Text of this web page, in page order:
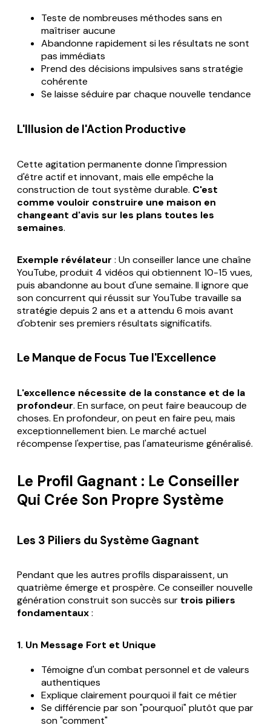
Teste de nombreuses méthodes sans en
maîtriser aucune
Abandonne rapidement si les résultats ne sont
pas immédiats
Prend des décisions impulsives sans stratégie
cohérente
Se laisse séduire par chaque nouvelle tendance
L'Illusion de l'Action Productive
Cette agitation permanente donne l'impression
d'être actif et innovant, mais elle empêche la
construction de tout système durable. C'est
comme vouloir construire une maison en
changeant d'avis sur les plans toutes les
semaines.
Exemple révélateur : Un conseiller lance une chaîne
YouTube, produit 4 vidéos qui obtiennent 10-15 vues,
puis abandonne au bout d'une semaine. Il ignore que
son concurrent qui réussit sur YouTube travaille sa
stratégie depuis 2 ans et a attendu 6 mois avant
d'obtenir ses premiers résultats significatifs.
Le Manque de Focus Tue l'Excellence
L'excellence nécessite de la constance et de la
profondeur. En surface, on peut faire beaucoup de
choses. En profondeur, on peut en faire peu, mais
exceptionnellement bien. Le marché actuel
récompense l'expertise, pas l'amateurisme généralisé.
Le Profil Gagnant : Le Conseiller
Qui Crée Son Propre Système
Les 3 Piliers du Système Gagnant
Pendant que les autres profils disparaissent, un
quatrième émerge et prospère. Ce conseiller nouvelle
génération construit son succès sur trois piliers
fondamentaux:
1. Un Message Fort et Unique
Témoigne d'un combat personnel et de valeurs
authentiques
Explique clairement pourquoi il fait ce métier
Se différencie par son "pourquoi" plutôt que par
son "comment"